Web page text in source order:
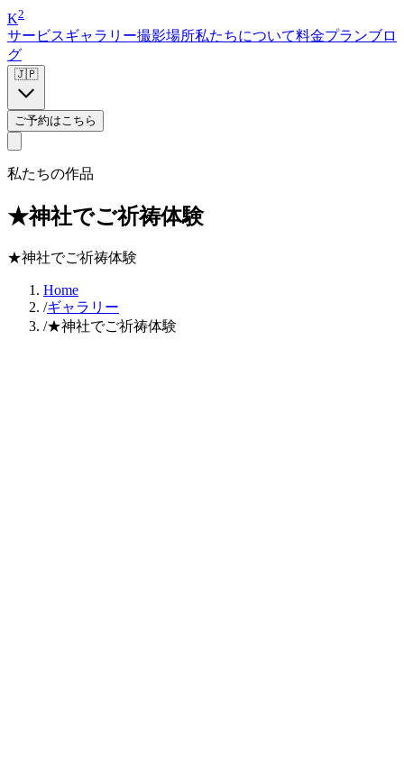
K2
サービスギャラリー撮影場所私たちについて料金プランブロ
グ
🇯🇵
ご予約はこちら
私たちの作品
★神社でご祈祷体験
★神社でご祈祷体験
Home
/ギャラリー
/★神社でご祈祷体験